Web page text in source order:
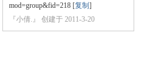
mod=group&fid=218[复制 ]
『小倩.』 创建于 2011-3-20